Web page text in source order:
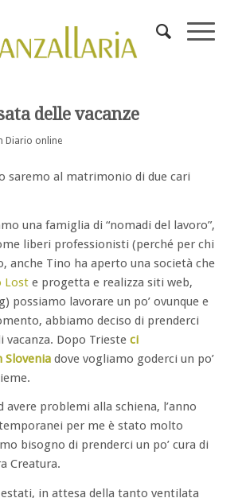
delle vacanze
Diario online
saremo al matrimonio di due cari
una famiglia di “nomadi del lavoro”,
liberi professionisti (perché per chi
anche Tino ha aperto una società che
Loste progetta e realizza siti web,
possiamo lavorare un po’ ovunque e
abbiamo deciso di prenderci
vacanza. Dopo Trieste ci
Sloveniadove vogliamo goderci un po’
avere problemi alla schiena, l’anno
per me è stato molto
bisogno di prenderci un po’ cura di
Creatura.
in attesa della tanto ventilata